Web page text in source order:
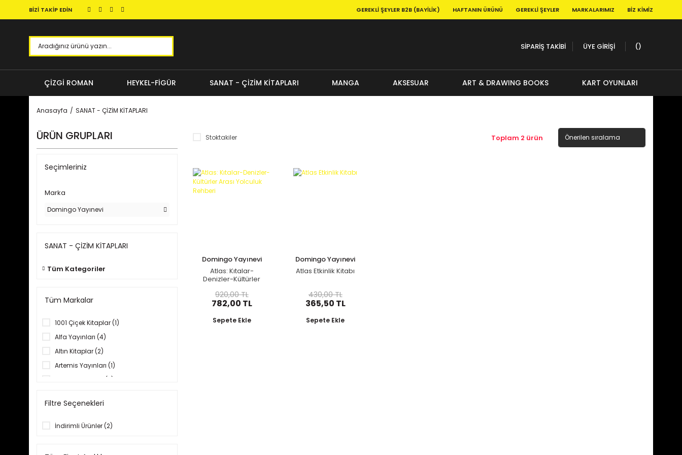
BİZİ TAKİP EDİN GEREKLI ŞEYLER B2B (BAYILIK) HAFTANIN ÜRÜNÜ GEREKLI ŞEYLER MARKALARIMIZ BIZ KIMIZ
SİPARİŞ TAKİBİ ÜYE GİRİŞİ
ÇİZGİ ROMAN HEYKEL-FİGÜR SANAT - ÇİZİM KİTAPLARI MANGA AKSESUAR ART & DRAWING BOOKS KART OYUNLARI
Anasayfa SANAT - ÇİZİM KİTAPLARI
ÜRÜN GRUPLARI
Seçimleriniz
Marka
Domingo Yayınevi
SANAT - ÇİZİM KİTAPLARI
Tüm Kategoriler
Tüm Markalar
1001 Çiçek Kitaplar (1)
Alfa Yayınları (4)
Altın Kitaplar (2)
Artemis Yayınları (1)
Athica Yayınları (2)
BilgeSu (1)
Desen (1)
Filtre Seçenekleri
İndirimli Ürünler (2)
Stoktakiler Toplam 2 ürün
%15
Domingo Yayınevi
Atlas: Kıtalar-
Denizler-Kültürler
Rehberi
782,00 TL
920,00 TL
Sepete Ekle
Domingo Yayınevi
Atlas Etkinlik Kitabı
365,50 TL
430,00 TL
Sepete Ekle